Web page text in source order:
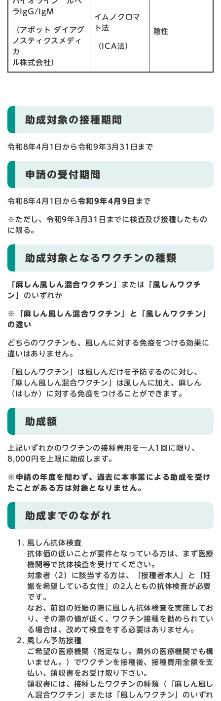
ラIgG/IgM
（アボット ダイアグ
ノスティクスメディ
カ
ル株式会社）
イムノクロマ
ト法
（ICA法）
陰性
助成対象の接種期間
令和8年4月1日から令和9年3月31日まで
申請の受付期間
令和8年4月1日から令和9年4月9日 まで
※ただし、令和9年3月31日までに検査及び接種したもの
に限る。
助成対象となるワクチンの種類
「麻しん風しん混合ワクチン」 または 「風しんワクチ
ン」 のいずれか
※「麻しん風しん混合ワクチン」と「風しんワクチン」
の違い
どちらのワクチンも、風しんに対する免疫をつける効果に
違いはありません。
「風しんワクチン」は風しんだけを予防するのに対し、
「麻しん風しん混合ワクチン」は風しんに加え、麻しん
（はしか）に対する免疫をつけることができます。
助成額
上記いずれかのワクチンの接種費用を一人1回に限り、
8,000円を上限に助成します。
※申請の年度を問わず、過去に本事業による助成を受け
たことがある方は対象となりません。
助成までのながれ
風しん抗体検査
抗体価の低いことが要件となっている方は、まず医療
機関等で抗体検査を受けてください。
対象者（2）に該当する方は、「接種者本人」と「妊
娠を希望している女性」の2人ともの抗体検査が必要
です。
なお、前回の妊娠の際に風しん抗体検査を実施してお
り、その際の値が低く、ワクチン接種を勧められてい
る場合は、改めて検査をする必要はありません。
風しん予防接種
ご希望の医療機関（指定なし。県外の医療機関でも構
いません。）でワクチンを接種後、接種費用全額を支
払い、領収書をお受け取り下さい。
領収書には、接種したワクチンの種類（「麻しん風し
ん混合ワクチン」または「風しんワクチン」のいずれ